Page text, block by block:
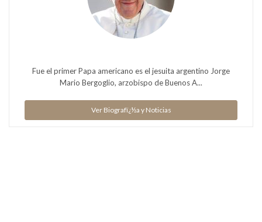
Fue el primer Papa americano es el jesuita argentino Jorge
Mario Bergoglio, arzobispo de Buenos A...
Ver Biografï¿½a y Noticias